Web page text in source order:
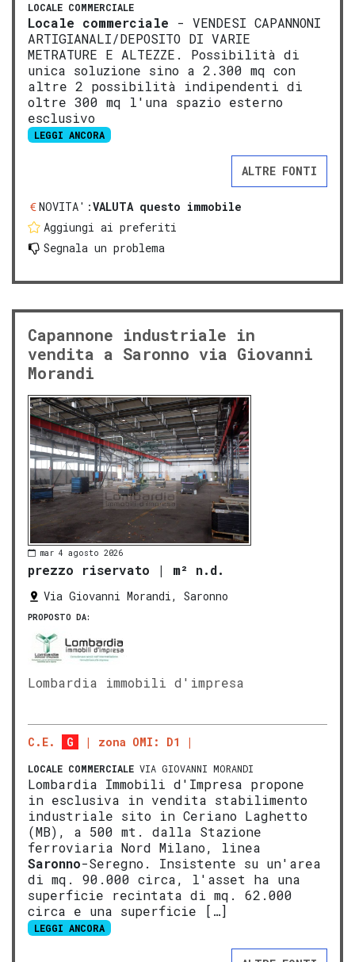
LOCALE COMMERCIALE
Locale commerciale - VENDESI CAPANNONI
ARTIGIANALI/DEPOSITO DI VARIE
METRATURE E ALTEZZE. Possibilità di
unica soluzione sino a 2.300 mq con
altre 2 possibilità indipendenti di
oltre 300 mq l'una spazio esterno
esclusivo
LEGGI ANCORA
ALTRE FONTI
NOVITA':VALUTA questo immobile
Aggiungi ai preferiti
Segnala un problema
Capannone industriale in
vendita a Saronno via Giovanni
Morandi
mar 4 agosto 2026
prezzo riservato | m² n.d.
Via Giovanni Morandi, Saronno
PROPOSTO DA:
Lombardia immobili d'impresa
C.E. G zona OMI: D1
LOCALE COMMERCIALE VIA GIOVANNI MORANDI
Lombardia Immobili d'Impresa propone
in esclusiva in vendita stabilimento
industriale sito in Ceriano Laghetto
(MB), a 500 mt. dalla Stazione
ferroviaria Nord Milano, linea
Saronno-Seregno. Insistente su un'area
di mq. 90.000 circa, l'asset ha una
superficie recintata di mq. 62.000
circa e una superficie […]
LEGGI ANCORA